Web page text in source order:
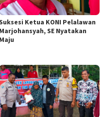
Ketua KONI Pelalawan
Marjohansyah, SE Nyatakan
Maju